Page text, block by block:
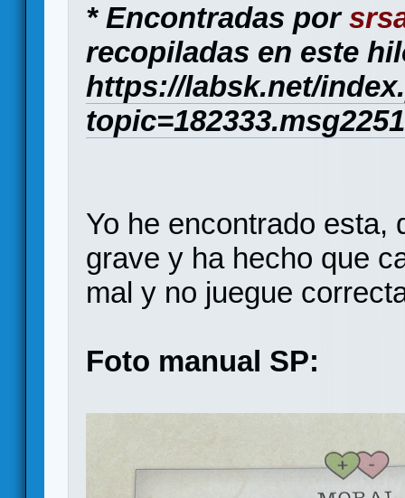
* Encontradas por
recopiladas en este
https://labsk.net/
Yo he encontrado esta,
grave y ha hecho que
mal y no juegue
Foto manual SP: